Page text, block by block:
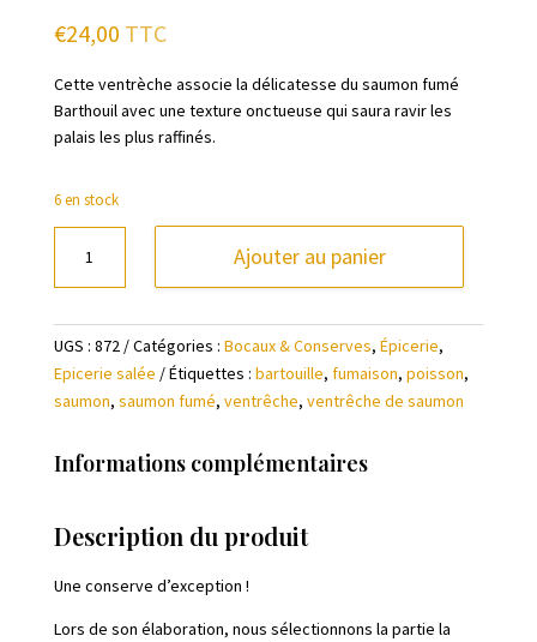
€24,00 TTC
Cette ventrèche associe la délicatesse du saumon fumé
Barthouil avec une texture onctueuse qui saura ravir les
palais les plus raffinés.
6 en stock
Ventrèche
de
Saumon
fumé
Ajouter au panier
UGS : 872 Catégories : Bocaux & Conserves, Épicerie,
Epicerie salée
Étiquettes : bartouille, fumaison, poisson,
saumon, saumon fumé, ventrêche, ventrêche de saumon
Informations complémentaires
Description du produit
Une conserve d’exception !
Lors de son élaboration, nous sélectionnons la partie la